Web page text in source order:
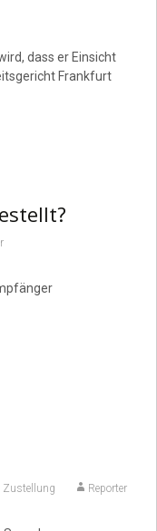
dass er Einsicht
Frankfurt
Zustellung Reporter